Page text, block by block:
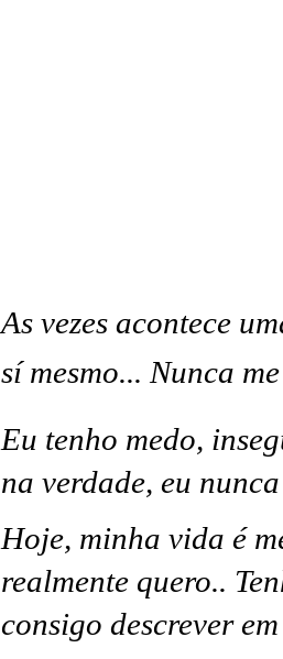
As vezes acontece
sí mesmo... Nunca
Eu tenho medo,
na verdade, eu
Hoje, minha vida é
realmente quero..
consigo descrever